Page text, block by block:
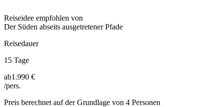
Reiseidee empfohlen von
Der Süden abseits ausgetretener Pfade
Reisedauer
15 Tage
ab1.990 €
/pers.
Preis berechnet auf der Grundlage von 4 Personen